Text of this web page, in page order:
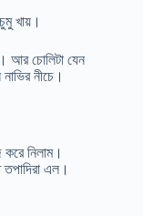
খায়।
আর চোলিটা যেন
নীচে।
নিলাম।
এল।